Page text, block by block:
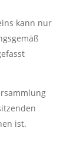
kann nur
ist.